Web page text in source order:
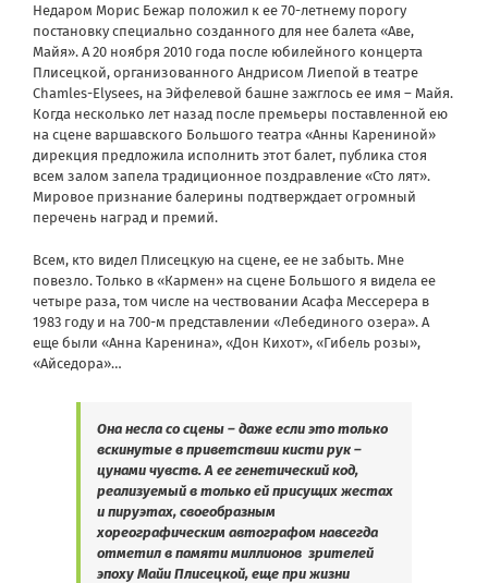
Недаром Морис Бежар положил к ее 70-летнему порогу
постановку специально созданного для нее балета «Аве,
Майя». А 20 ноября 2010 года после юбилейного концерта
Плисецкой, организованного Андрисом Лиепой в театре
Chamles-Elysees, на Эйфелевой башне зажглось ее имя – Майя.
Когда несколько лет назад после премьеры поставленной ею
на сцене варшавского Большого театра «Анны Карениной»
дирекция предложила исполнить этот балет, публика стоя
всем залом запела традиционное поздравление «Сто лят».
Мировое признание балерины подтверждает огромный
перечень наград и премий.
Всем, кто видел Плисецкую на сцене, ее не забыть. Мне
повезло. Только в «Кармен» на сцене Большого я видела ее
четыре раза, том числе на чествовании Асафа Мессерера в
1983 году и на 700-м представлении «Лебединого озера». А
еще были «Анна Каренина», «Дон Кихот», «Гибель розы»,
«Айседора»…
Она несла со сцены – даже если это только
вскинутые в приветствии кисти рук –
цунами чувств. А ее генетический код,
реализуемый в только ей присущих жестах
и пируэтах, своеобразным
хореографическим автографом навсегда
отметил в памяти миллионов зрителей
эпоху Майи Плисецкой, еще при жизни